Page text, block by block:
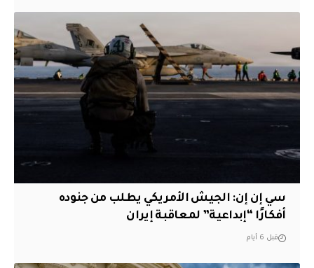
سي إن إن: الجيش الأمريكي يطلب من جنوده
أفكارًا “إبداعية” لمعاقبة إيران
قبل 6 أيام